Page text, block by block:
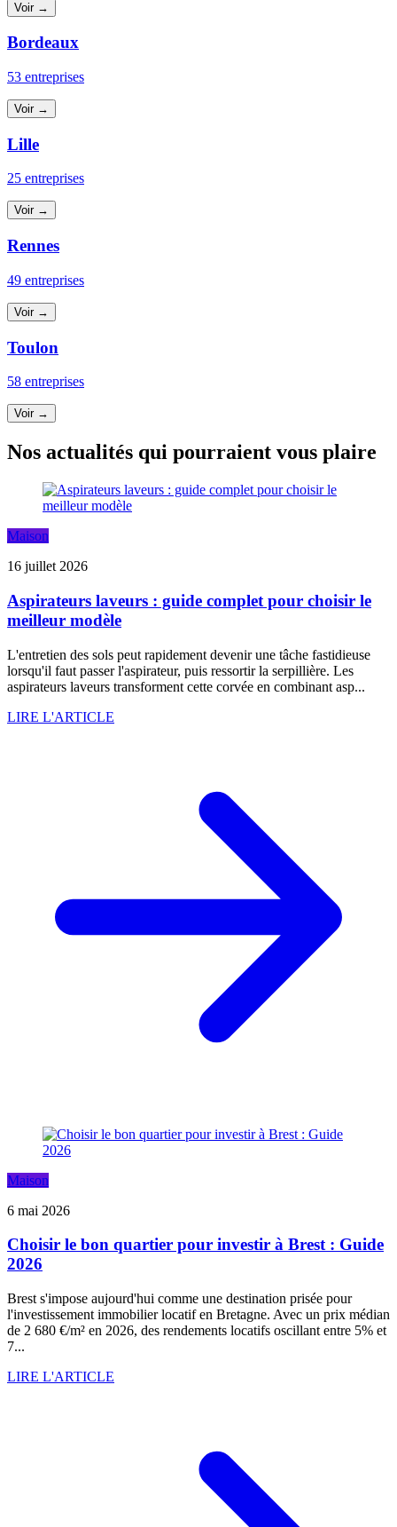
Voir →
Bordeaux
53 entreprises
Voir →
Lille
25 entreprises
Voir →
Rennes
49 entreprises
Voir →
Toulon
58 entreprises
Voir →
Nos actualités qui pourraient vous plaire
Maison
16 juillet 2026
Aspirateurs laveurs : guide complet pour choisir le
meilleur modèle
L'entretien des sols peut rapidement devenir une tâche fastidieuse
lorsqu'il faut passer l'aspirateur, puis ressortir la serpillière. Les
aspirateurs laveurs transforment cette corvée en combinant asp...
LIRE L'ARTICLE
Maison
6 mai 2026
Choisir le bon quartier pour investir à Brest : Guide
2026
Brest s'impose aujourd'hui comme une destination prisée pour
l'investissement immobilier locatif en Bretagne. Avec un prix médian
de 2 680 €/m² en 2026, des rendements locatifs oscillant entre 5% et
7...
LIRE L'ARTICLE